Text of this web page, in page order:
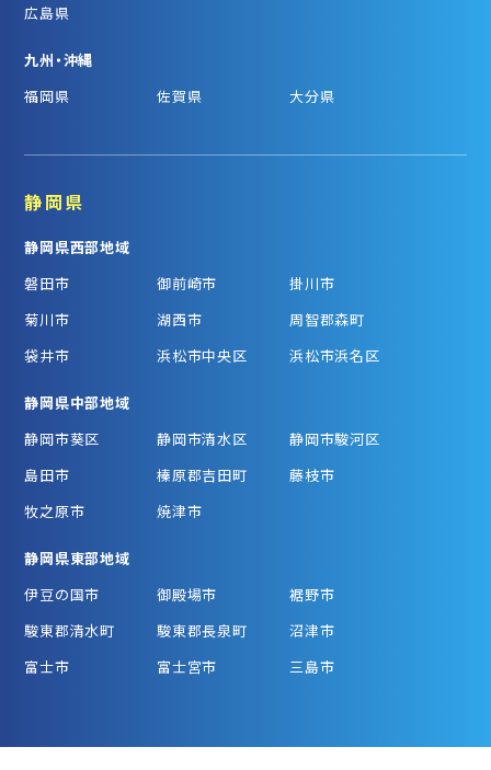
広島県
九州・沖縄
福岡県
佐賀県 大分県
静岡県
静岡県西部地域
磐田市
御前崎市
掛川市
菊川市
湖西市
周智郡森町
袋井市
浜松市中央区 浜松市浜名区
静岡県中部地域
静岡市葵区
静岡市清水区
静岡市駿河区
島田市
榛原郡吉田町
藤枝市
牧之原市
焼津市
静岡県東部地域
伊豆の国市
御殿場市
裾野市
駿東郡清水町
駿東郡長泉町
沼津市
富士市
富士宮市 三島市